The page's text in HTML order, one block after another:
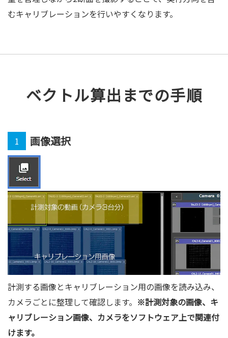
むキャリブレーションを行いやすくなります。
ベクトル算出までの手順
1 画像選択
計測する画像とキャリブレーション用の画像を読み込み、
カメラごとに整理して確認します。 ※計測対象の画像、キ
ャリブレーション画像、カメラをソフトウェア上で関連付
けます。